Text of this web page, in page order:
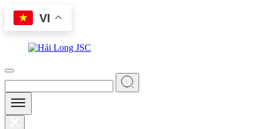
Skip
content
VI